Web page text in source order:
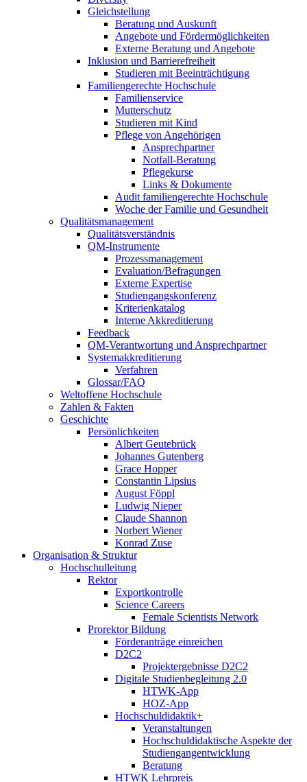
Gleichstellung
Beratung und Auskunft
Angebote und Fördermöglichkeiten
Externe Beratung und Angebote
Inklusion und Barrierefreiheit
Studieren mit Beeinträchtigung
Familiengerechte Hochschule
Familienservice
Mutterschutz
Studieren mit Kind
Pflege von Angehörigen
Ansprechpartner
Notfall-Beratung
Pflegekurse
Links & Dokumente
Audit familiengerechte Hochschule
Woche der Familie und Gesundheit
Qualitätsmanagement
Qualitätsverständnis
QM-Instrumente
Prozessmanagement
Evaluation/Befragungen
Externe Expertise
Studiengangskonferenz
Kriterienkatalog
Interne Akkreditierung
Feedback
QM-Verantwortung und Ansprechpartner
Systemakkreditierung
Verfahren
Glossar/FAQ
Weltoffene Hochschule
Zahlen & Fakten
Geschichte
Persönlichkeiten
Albert Geutebrück
Johannes Gutenberg
Grace Hopper
Constantin Lipsius
August Föppl
Ludwig Nieper
Claude Shannon
Norbert Wiener
Konrad Zuse
Organisation & Struktur
Hochschulleitung
Rektor
Exportkontrolle
Science Careers
Female Scientists Network
Prorektor Bildung
Förderanträge einreichen
D2C2
Projektergebnisse D2C2
Digitale Studienbegleitung 2.0
HTWK-App
HOZ-App
Hochschuldidaktik+
Veranstaltungen
Hochschuldidaktische Aspekte der
Studiengangentwicklung
Beratung
HTWK Lehrpreis